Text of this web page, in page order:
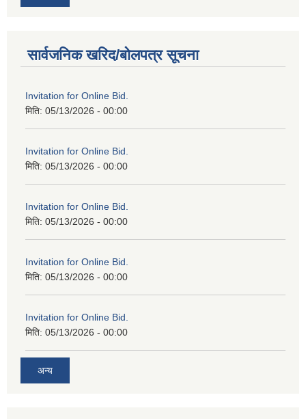
सार्वजनिक खरिद/बोलपत्र सूचना
Invitation for Online Bid.
मिति: 05/13/2026 - 00:00
Invitation for Online Bid.
मिति: 05/13/2026 - 00:00
Invitation for Online Bid.
मिति: 05/13/2026 - 00:00
Invitation for Online Bid.
मिति: 05/13/2026 - 00:00
Invitation for Online Bid.
मिति: 05/13/2026 - 00:00
अन्य